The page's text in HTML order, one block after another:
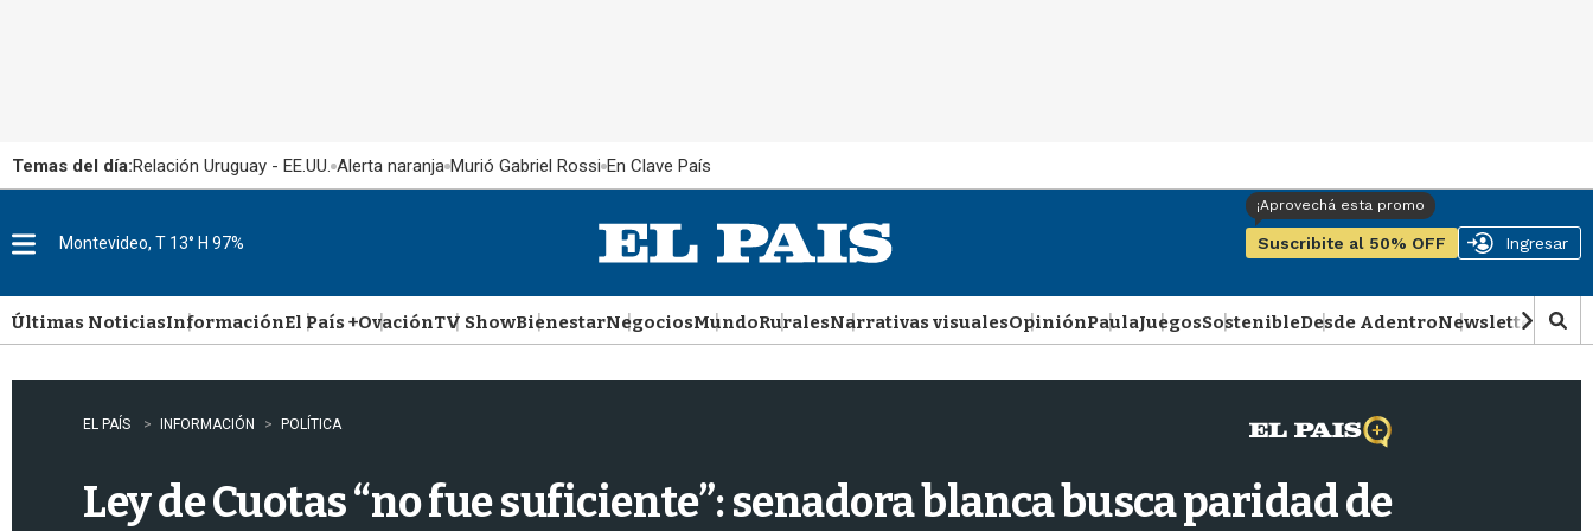
Temas del día:Relación Uruguay - EE.UU. Alerta naranja Murió Gabriel Rossi En Clave País
u
Montevideo, T 13° H 97% Suscribite al 50% OFF Ingresar
Últimas NoticiasInformaciónEl País +OvaciónTV ShowBienestarNegociosMundoRuralesNarrativas visualesOpiniónPaulaJuegosSostenibleDesde AdentroNewsletter
M
o
s
EL PAÍS INFORMACIÓN POLÍTICA
Ley de Cuotas “no fue suficiente”: senadora blanca busca paridad de